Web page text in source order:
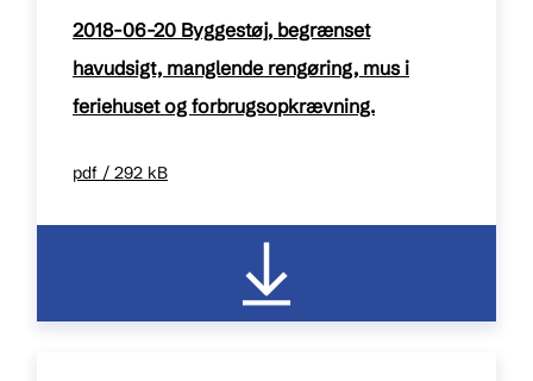
2018-06-20 Byggestøj, begrænset
havudsigt, manglende rengøring, mus i
feriehuset og forbrugsopkrævning.
pdf / 292 kB